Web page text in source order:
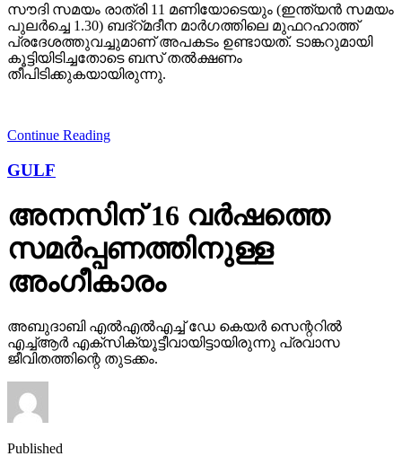
സൗദി സമയം രാത്രി 11 മണിയോടെയും (ഇന്ത്യന്‍ സമയം
പുലര്‍ച്ചെ 1.30) ബദ്‌റ്മദീന മാര്‍ഗത്തിലെ മുഫറഹാത്ത്
പ്രദേശത്തുവച്ചുമാണ് അപകടം ഉണ്ടായത്. ടാങ്കറുമായി
കൂട്ടിയിടിച്ചതോടെ ബസ് തല്‍ക്ഷണം
തീപിടിക്കുകയായിരുന്നു.
Continue Reading
GULF
അനസിന് 16 വര്‍ഷത്തെ
സമര്‍പ്പണത്തിനുള്ള
അംഗീകാരം
അബുദാബി എല്‍എല്‍എച്ച് ഡേ കെയര്‍ സെന്ററില്‍
എച്ച്ആര്‍ എക്‌സിക്യൂട്ടീവായിട്ടായിരുന്നു പ്രവാസ
ജീവിതത്തിന്റെ തുടക്കം.
Published